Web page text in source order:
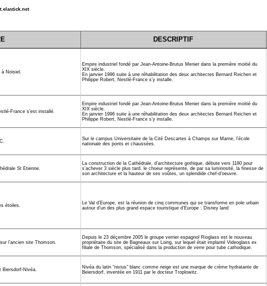
DESCRIPTIF
à Noisiel.
Empire industriel fondé par Jean-Antoine-Brutus Menier dans la première moitié du
XIX siècle.
En janvier 1996 suite à une réhabilitation des deux architectes Bernard Reichen et
Philippe Robert, Nestlé-France s’y installe.
France s’est installé.
Empire industriel fondé par Jean-Antoine-Brutus Menier dans la première moitié du
XIX siècle.
En janvier 1996 suite à une réhabilitation des deux architectes Bernard Reichen et
Philippe Robert, Nestlé-France s’y installe.
Sur le campus Universitaire de la Cité Descartes à Champs sur Marne, l’école
nationale des ponts et chaussées.
St Etienne.
La construction de la Cathédrale, d’architecture gothique, débute vers 1180 pour
s’achever 3 siècle plus tard. le choeur représente, de par sa luminosité, la finesse de
son architecture et la hauteur de ses voûtes, un splendide chef-d’oeuvre.
étoiles.
Le Val d’Europe, est la réunion de cinq communes qui se transforme en pole urbain
autour d’un des plus grand espace touristique d’Europe : Disney land
l’ancien site Thomson.
Depuis le 23 déçembre 2005 le groupe verrier espagnol Rioglass est le nouveau
propriétaire du site de Bagneaux sur Loing, sur lequel était implanté Videoglass ex
filiale de Thomson, spécialisé dans la production de verre pour tube cathodique.
Biersdorf-Nivéa.
Nivéa du latin "nivius" blanc comme neige est une marque de crème hydratante de
Beiersdorf, inventée en 1911 par le docteur Troplowitz.